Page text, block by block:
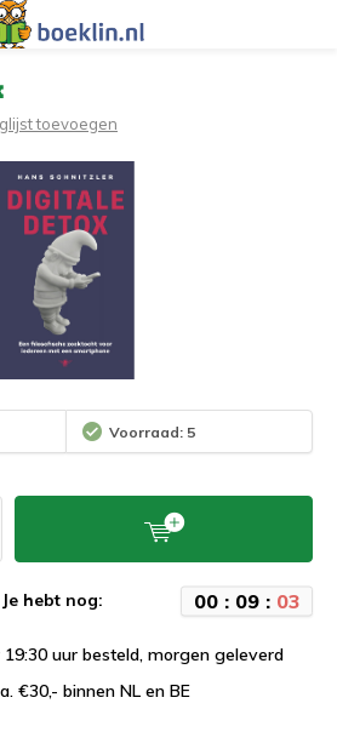
toevoegen
Voorraad: 5
hebt nog: 00 : 09 : 03
uur besteld, morgen geleverd
€30,- binnen NL en BE